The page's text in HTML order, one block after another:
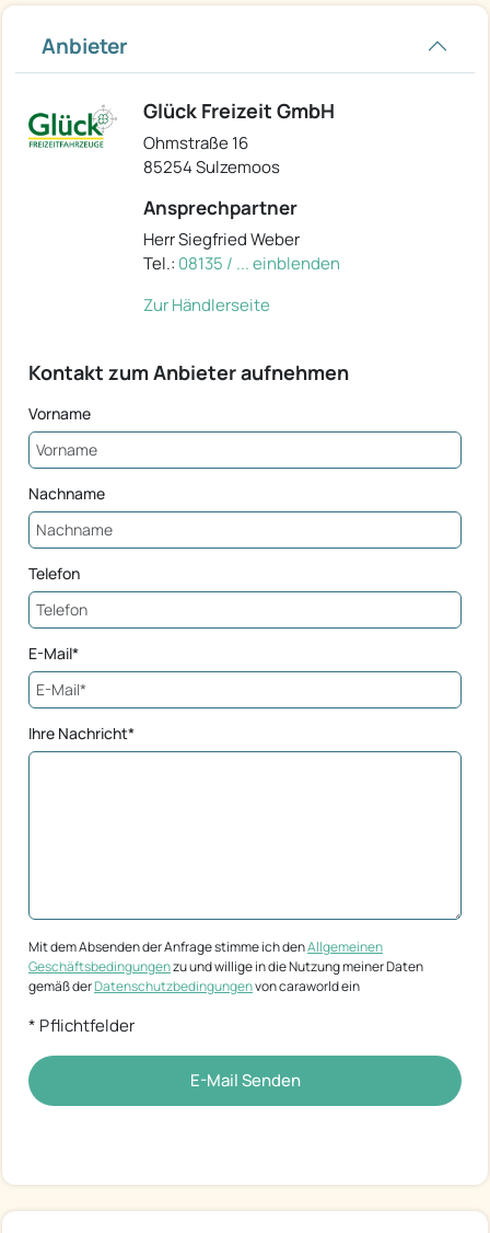
Anbieter
Glück Freizeit GmbH
Ohmstraße 16
85254 Sulzemoos
Ansprechpartner
Herr Siegfried Weber
Tel.: 08135 / ... einblenden
Zur Händlerseite
Kontakt zum Anbieter aufnehmen
Vorname
Nachname
Telefon
E-Mail*
Ihre Nachricht*
Mit dem Absenden der Anfrage stimme ich denAllgemeinen
Geschäftsbedingungenzu und willige in die Nutzung meiner Daten
gemäß derDatenschutzbedingungenvon caraworld ein
* Pflichtfelder
E-Mail Senden